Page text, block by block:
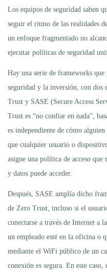
Los equipos de seguridad saben
seguir el ritmo de las realidades
un enfoque fragmentado no
ejecutar políticas de seguridad
Hay una serie de frameworks que
seguridad y la inversión, con dos
Trust y SASE (Secure Access
Trust es “no confiar en nada”,
es independiente de cómo
que cualquier usuario o
asigne una política de acceso
y datos puede acceder.
Después, SASE amplía dicho
de Zero Trust, incluso si el
conectarse a través de Internet a
un empleado esté en la oficina o
mediante el WiFi público de un
conexión es segura. En este